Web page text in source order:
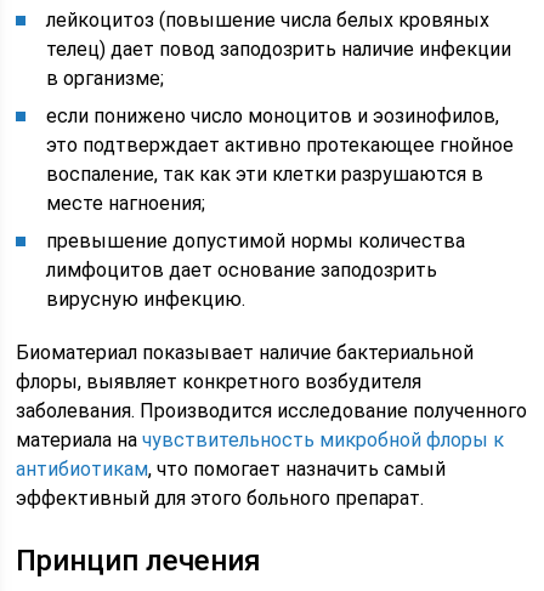
лейкоцитоз (повышение числа белых кровяных
телец) дает повод заподозрить наличие инфекции
в организме;
если понижено число моноцитов и эозинофилов,
это подтверждает активно протекающее гнойное
воспаление, так как эти клетки разрушаются в
месте нагноения;
превышение допустимой нормы количества
лимфоцитов дает основание заподозрить
вирусную инфекцию.
Биоматериал показывает наличие бактериальной
флоры, выявляет конкретного возбудителя
заболевания. Производится исследование полученного
материала начувствительность микробной флоры к
антибиотикам, что помогает назначить самый
эффективный для этого больного препарат.
Принцип лечения